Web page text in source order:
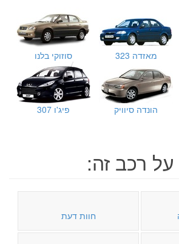
מאזדה 323 סוזוקי בלנו
הונדה סיוויק פיג'ו 307
רכב זה:
חוות דעת